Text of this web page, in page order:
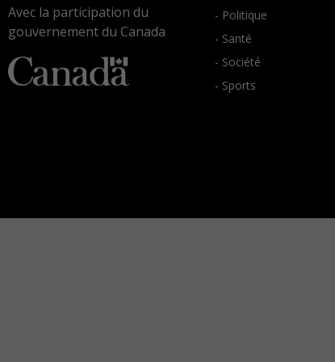
Avec la participation du
gouvernement du Canada
- Politique
- Santé
- Société
- Sports